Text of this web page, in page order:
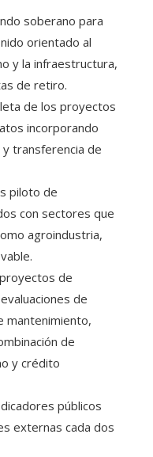
soberano para
orientado al
y la infraestructura,
de retiro.
de los proyectos
incorporando
y transferencia de
piloto de
con sectores que
agroindustria,
de
de
mantenimiento,
de
y crédito
públicos
externas cada dos